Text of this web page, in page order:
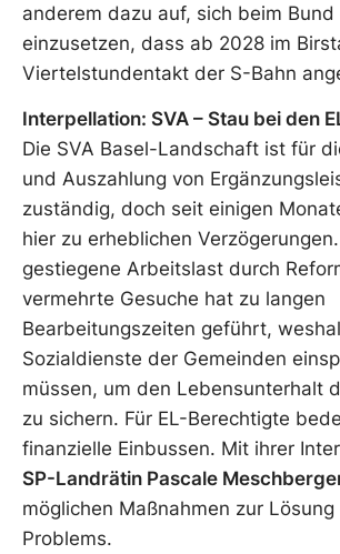
anderem dazu auf, sich beim
einzusetzen, dass ab 2028 im
Viertelstundentakt der S-Bahn
Interpellation: SVA – Stau bei den
Die SVA Basel-Landschaft ist für
und Auszahlung von
zuständig, doch seit einigen
hier zu erheblichen
gestiegene Arbeitslast durch
vermehrte Gesuche hat zu langen
Bearbeitungszeiten geführt,
Sozialdienste der Gemeinden
müssen, um den Lebensunterhalt
zu sichern. Für EL-Berechtigte
finanzielle Einbussen. Mit ihrer
SP-Landrätin Pascale
möglichen Maßnahmen zur Lösung
Problems.